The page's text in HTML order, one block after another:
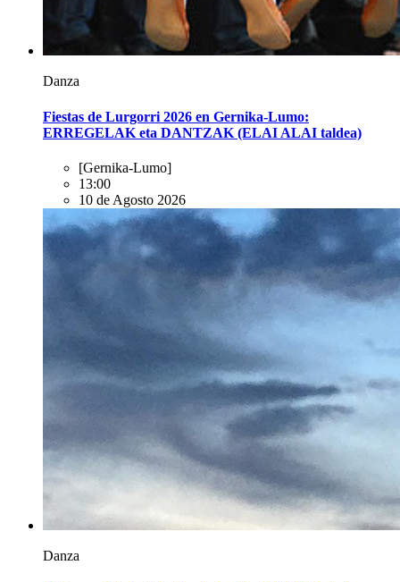
Danza
Fiestas de Lurgorri 2026 en Gernika-Lumo:
ERREGELAK eta DANTZAK (ELAI ALAI taldea)
[Gernika-Lumo]
13:00
10 de Agosto 2026
Danza